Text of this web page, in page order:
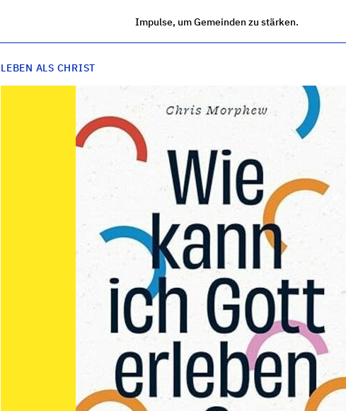
Impulse, um Gemeinden zu stärken.
LEBEN ALS CHRIST